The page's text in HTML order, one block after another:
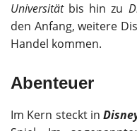
Universitätbis hin zu
den Anfang, weitere
Handel kommen.
Abenteuer
Im Kern steckt in